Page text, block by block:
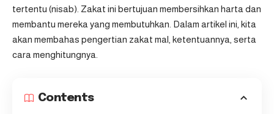
tertentu (nisab). Zakat ini bertujuan membersihkan harta dan
membantu mereka yang membutuhkan. Dalam artikel ini, kita
akan membahas pengertian zakat mal, ketentuannya, serta
cara menghitungnya.
Contents